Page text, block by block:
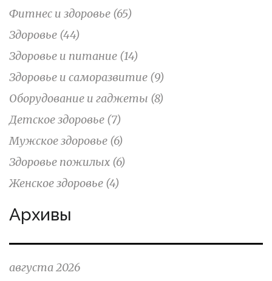
Фитнес и здоровье (65)
Здоровье (44)
Здоровье и питание (14)
Здоровье и саморазвитие (9)
Оборудование и гаджеты (8)
Детское здоровье (7)
Мужское здоровье (6)
Здоровье пожилых (6)
Женское здоровье (4)
Архивы
августа 2026